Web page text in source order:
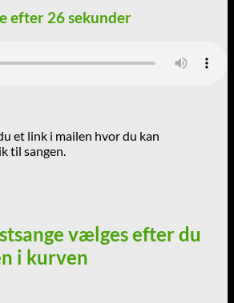
efter 26 sekunder
et link i mailen hvor du kan
til sangen.
vælges efter du
i kurven